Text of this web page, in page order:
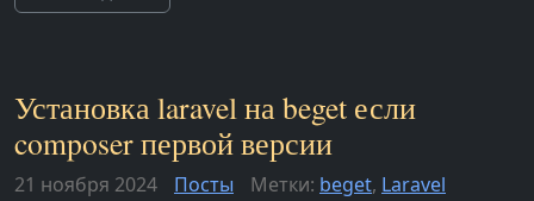
Установка laravel на beget если
composer первой версии
21 ноября 2024 Посты Метки: beget, Laravel